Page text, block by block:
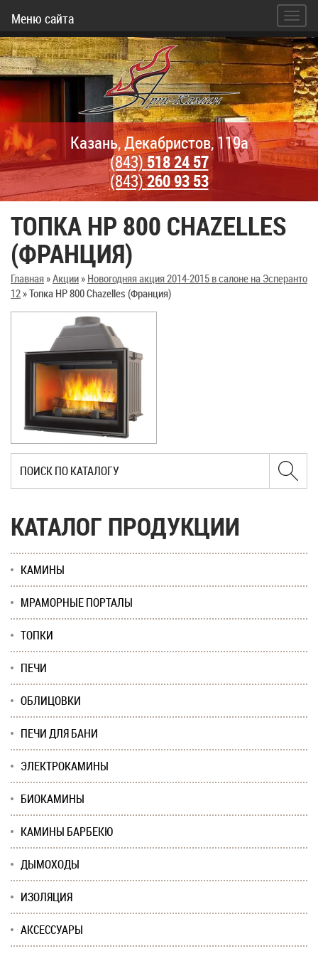
Меню сайта
Казань, Декабристов, 119а
(843)518 24 57
(843)260 93 53
ТОПКА HP 800 CHAZELLES
(ФРАНЦИЯ)
Главная»Акции» Новогодняя акция 2014-2015 в салоне на Эсперанто
12»Топка HP 800 Chazelles (Франция)
КАТАЛОГ ПРОДУКЦИИ
КАМИНЫ
МРАМОРНЫЕ ПОРТАЛЫ
ТОПКИ
ПЕЧИ
ОБЛИЦОВКИ
ПЕЧИ ДЛЯ БАНИ
ЭЛЕКТРОКАМИНЫ
БИОКАМИНЫ
КАМИНЫ БАРБЕКЮ
ДЫМОХОДЫ
ИЗОЛЯЦИЯ
АКСЕССУАРЫ